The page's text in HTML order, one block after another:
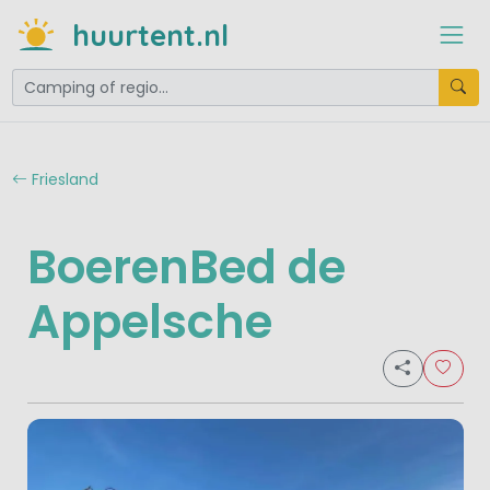
huurtent.nl
Friesland
BoerenBed de
Appelsche